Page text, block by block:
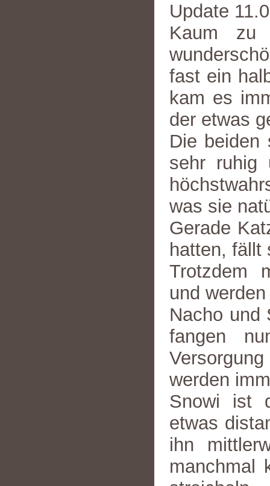
Update
Kaum zu
fast ein
kam es
der etwas
Die beiden
sehr ruhig
was sie
Gerade
hatten, fällt
Trotzdem
und
Nacho und
fangen
werden
Snowi ist
etwas
ihn
manchmal